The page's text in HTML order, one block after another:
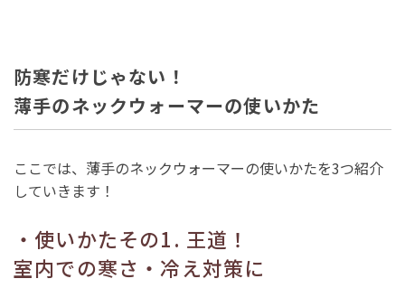
防寒だけじゃない！
薄手のネックウォーマーの使いかた
ここでは、薄手のネックウォーマーの使いかたを3つ紹介
していきます！
・使いかたその1. 王道！
室内での寒さ・冷え対策に